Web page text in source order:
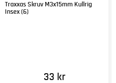
Traxxas Skruv M3x15mm Kullrig
Insex (6)
33 kr